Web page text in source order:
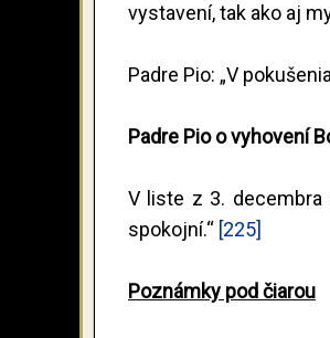
vystavení, tak ako aj
Padre Pio: „V
Padre Pio o vyhovení
V liste z 3. decembra
spokojní.“ [225]
Poznámky pod čiarou